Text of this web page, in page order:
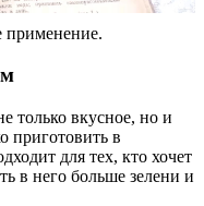
применение.
только вкусное, но и
приготовить в
для тех, кто хочет
в него больше зелени и